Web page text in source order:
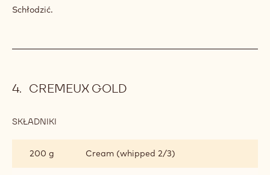
Schłodzić.
CREMEUX GOLD
SKŁADNIKI
200 g
Cream (whipped 2/3)